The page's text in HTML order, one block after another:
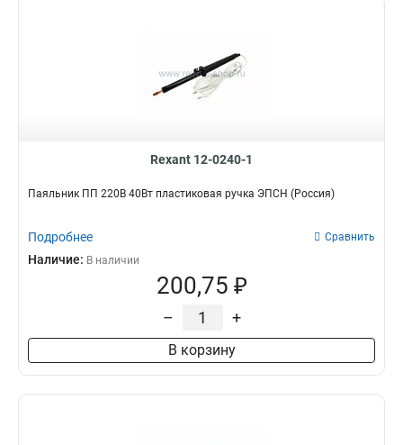
Rexant 12-0240-1
Паяльник ПП 220В 40Вт пластиковая ручка ЭПСН (Россия)
Подробнее Сравнить
Наличие: В наличии
200,75 ₽
– +
В корзину